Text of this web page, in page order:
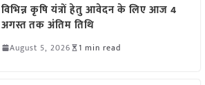
विभिन्न कृषि यंत्रों हेतु आवेदन के लिए आज 4
अगस्त तक अंतिम तिथि
August 5, 2026 1 min read